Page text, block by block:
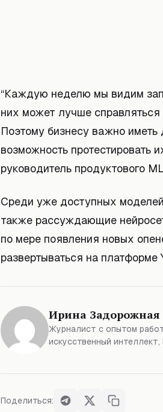
“Каждую неделю мы видим
них может лучше
Поэтому бизнесу важно
возможность протестировать
руководитель продуктового
Среди уже доступных
также рассуждающие
по мере появления новых
развертываться на платформе
Ирина Задорожная
Журналист с опытом
искусственный
Поделиться: